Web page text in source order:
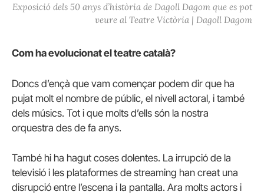
Exposició dels 50 anys d’història de Dagoll Dagom que es pot
veure al Teatre Victòria | Dagoll Dagom
Com ha evolucionat el teatre català?
Doncs d’ençà que vam començar podem dir que ha
pujat molt el nombre de públic, el nivell actoral, i també
dels músics. Tot i que molts d’ells són la nostra
orquestra des de fa anys.
També hi ha hagut coses dolentes. La irrupció de la
televisió i les plataformes de streaming han creat una
disrupció entre l’escena i la pantalla. Ara molts actors i